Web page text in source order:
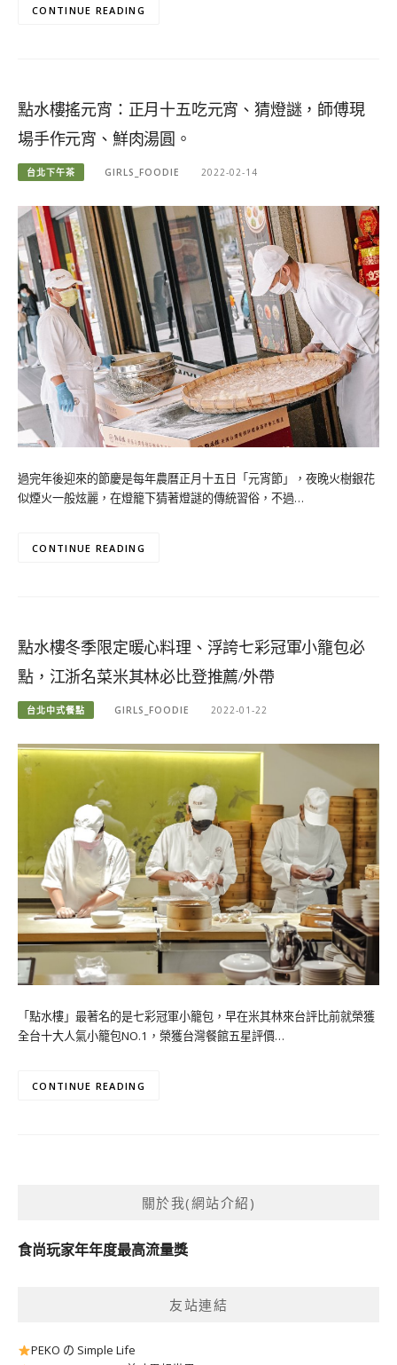
CONTINUE READING
點水樓搖元宵：正月十五吃元宵、猜燈謎，師傅現
場手作元宵、鮮肉湯圓。
台北下午茶 GIRLS_FOODIE 2022-02-14
過完年後迎來的節慶是每年農曆正月十五日「元宵節」，夜晚火樹銀花
似煙火一般炫麗，在燈籠下猜著燈謎的傳統習俗，不過…
CONTINUE READING
點水樓冬季限定暖心料理、浮誇七彩冠軍小籠包必
點，江浙名菜米其林必比登推薦/外帶
台北中式餐點 GIRLS_FOODIE 2022-01-22
「點水樓」最著名的是七彩冠軍小籠包，早在米其林來台評比前就榮獲
全台十大人氣小籠包NO.1，榮獲台灣餐館五星評價…
CONTINUE READING
關於我(網站介紹)
食尚玩家年年度最高流量獎
友站連結
PEKO の Simple Life